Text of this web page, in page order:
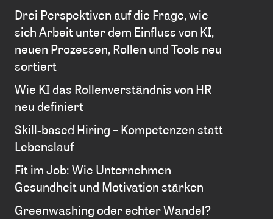
Drei Perspektiven auf die Frage, wie
sich Arbeit unter dem Einfluss von KI,
neuen Prozessen, Rollen und Tools neu
sortiert
Wie KI das Rollenverständnis von HR
neu definiert
Skill-based Hiring – Kompetenzen statt
Lebenslauf
Fit im Job: Wie Unternehmen
Gesundheit und Motivation stärken
Greenwashing oder echter Wandel?